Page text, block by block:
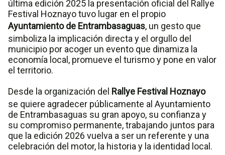
última edición 2025 la presentación oficial del Rallye
Festival Hoznayo tuvo lugar en el propio
Ayuntamiento de Entrambasaguas, un gesto que
simboliza la implicación directa y el orgullo del
municipio por acoger un evento que dinamiza la
economía local, promueve el turismo y pone en valor
el territorio.
Desde la organización del Rallye Festival Hoznayo
se quiere agradecer públicamente al Ayuntamiento
de Entrambasaguas su gran apoyo, su confianza y
su compromiso permanente, trabajando juntos para
que la edición 2026 vuelva a ser un referente y una
celebración del motor, la historia y la identidad local.